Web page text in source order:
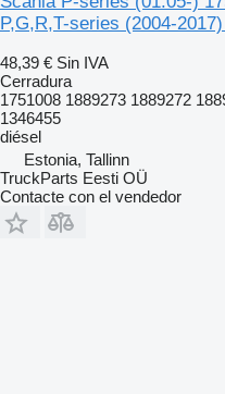
P,G,R,T-series (2004-
48,39 € Sin IVA
Cerradura
1751008 1889273 1889272
1346455
diésel
Estonia, Tallinn
TruckParts Eesti OÜ
Contacte con el vendedor